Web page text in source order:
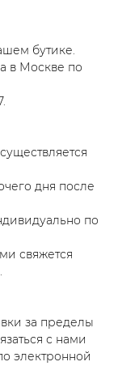
бутике.
в Москве по
дня после
по
свяжется
за пределы
с нами
электронной